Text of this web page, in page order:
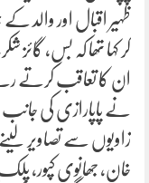
ظہیر اقبال اور والد
کر کہا تھا کہ بس،
ان کا تعاقب کرتے
نے پاپارازی کی
زاویوں سے تصاویر
خان، جھانوی کپور،